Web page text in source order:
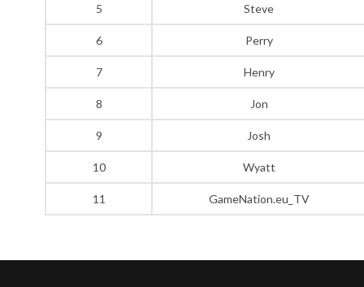
5 Steve
6 Perry
7 Henry
8 Jon
9 Josh
10 Wyatt
11 GameNation.eu_TV